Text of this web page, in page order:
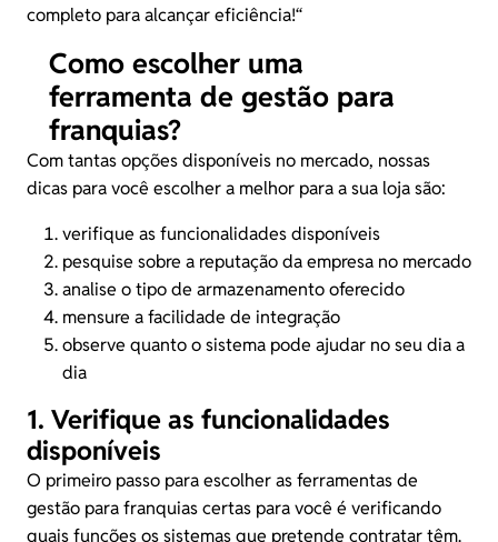
completo para alcançar eficiência!“
Como escolher uma
ferramenta de gestão para
franquias?
Com tantas opções disponíveis no mercado, nossas
dicas para você escolher a melhor para a sua loja são:
verifique as funcionalidades disponíveis
pesquise sobre a reputação da empresa no mercado
analise o tipo de armazenamento oferecido
mensure a facilidade de integração
observe quanto o sistema pode ajudar no seu dia a
dia
1. Verifique as funcionalidades
disponíveis
O primeiro passo para escolher as ferramentas de
gestão para franquias certas para você é verificando
quais funções os sistemas que pretende contratar têm.